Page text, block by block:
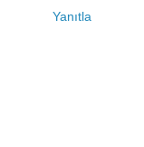
Yanıtla